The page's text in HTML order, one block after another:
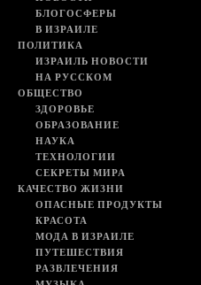
БЛОГОСФЕРЫ
В ИЗРАИЛЕ
ПОЛИТИКА
ИЗРАИЛЬ НОВОСТИ
НА РУССКОМ
ОБЩЕСТВО
ЗДОРОВЬЕ
ОБРАЗОВАНИЕ
НАУКА
ТЕХНОЛОГИИ
СЕКРЕТЫ МИРА
КАЧЕСТВО ЖИЗНИ
ОПАСНЫЕ ПРОДУКТЫ
КРАСОТА
МОДА В ИЗРАИЛЕ
ПУТЕШЕСТВИЯ
РАЗВЛЕЧЕНИЯ